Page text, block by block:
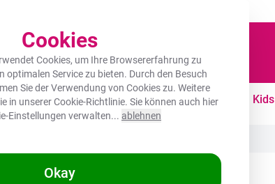
Cookies
Cookies, um Ihre Browsererfahrung zu
optimalen Service zu bieten. Durch den Besuch
Sie der Verwendung von Cookies zu. Weitere
in unsererCookie-Richtlinie. Sie können auch hier
Einstellungen verwalten... ablehnen
Okay
Wanddeko Küche Outdoor Freizeit Kids
/